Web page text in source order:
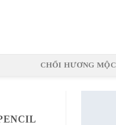
CHỔI HƯƠNG MỘC